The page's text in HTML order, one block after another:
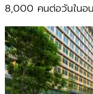
8,000 คนต่อวันในอ